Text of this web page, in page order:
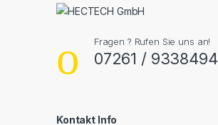
Fragen ? Rufen Sie uns an!
07261 / 9338494
Kontakt Info